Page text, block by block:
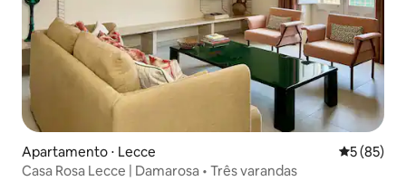
Apartamento ⋅ Lecce 5 de uma
5 (85)
Casa Rosa Lecce | Damarosa • Três varandas